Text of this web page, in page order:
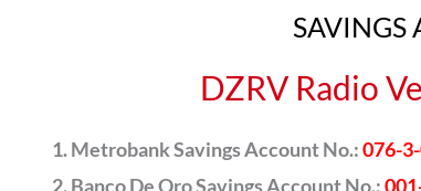
SAVINGS
DZRV Radio
Metrobank Savings Account No.:076-
Banco De Oro Savings Account No.: